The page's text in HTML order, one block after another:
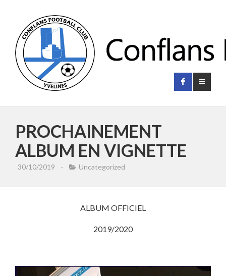
PROCHAINEMENT
ALBUM EN VIGNETTE
30/10/2019 · Uncategorized
ALBUM OFFICIEL
2019/2020